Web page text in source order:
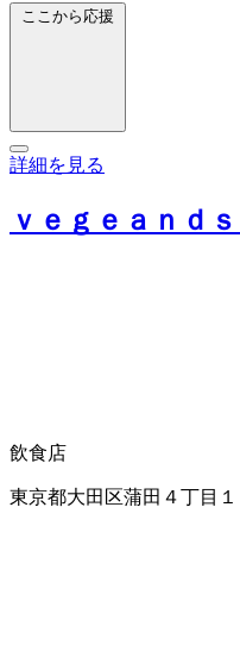
ここから応援
詳細を見る
ｖｅｇｅａｎｄ
飲食店
東京都大田区蒲田４丁目１